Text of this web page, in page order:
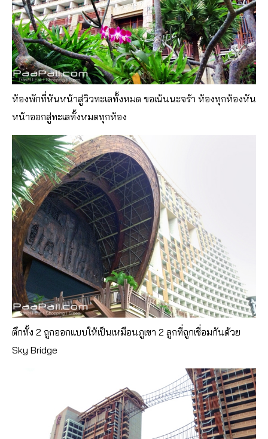
ห้องพักที่หันหน้าสู่วิวทะเลทั้งหมด ขอเน้นนะจร้า ห้องทุกห้องหัน
หน้าออกสู่ทะเลทั้งหมดทุกห้อง
ตึกทั้ง 2 ถูกออกแบบให้เป็นเหมือนภูเขา 2 ลูกที่ถูกเชื่อมกันด้วย
Sky Bridge